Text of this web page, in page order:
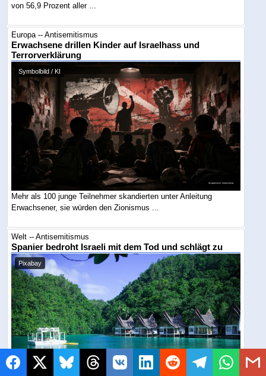
von 56,9 Prozent aller ...
Europa -- Antisemitismus
Erwachsene drillen Kinder auf Israelhass und
Terrorverklärung
Symbolbild / KI
Mehr als 100 junge Teilnehmer skandierten unter Anleitung
Erwachsener, sie würden den Zionismus ...
Welt -- Antisemitismus
Spanier bedroht Israeli mit dem Tod und schlägt zu
Pixabay